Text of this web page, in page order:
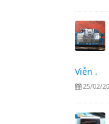
Viễn .
25/02/